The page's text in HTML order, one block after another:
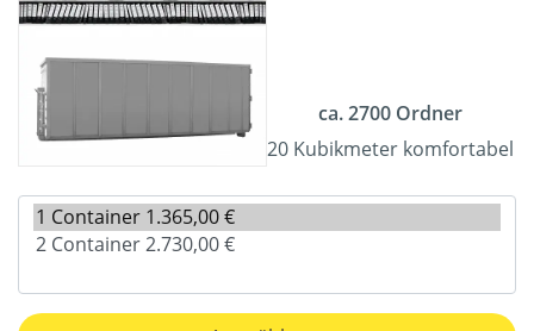
ca. 2700 Ordner
20 Kubikmeter komfortabel